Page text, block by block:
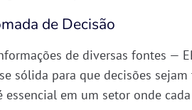
de Decisão
de diversas fontes —
sólida para que decisões
essencial em um setor onde